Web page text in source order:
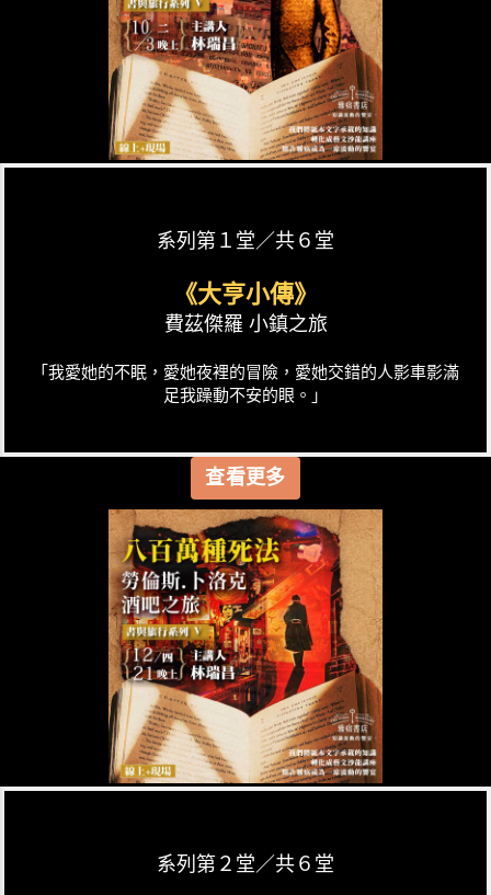
系列第１堂／共６堂
《大亨小傳》
費茲傑羅 小鎮之旅
「我愛她的不眠，愛她夜裡的冒險，愛她交錯的人影車影滿
足我躁動不安的眼。」
查看更多
系列第２堂／共６堂